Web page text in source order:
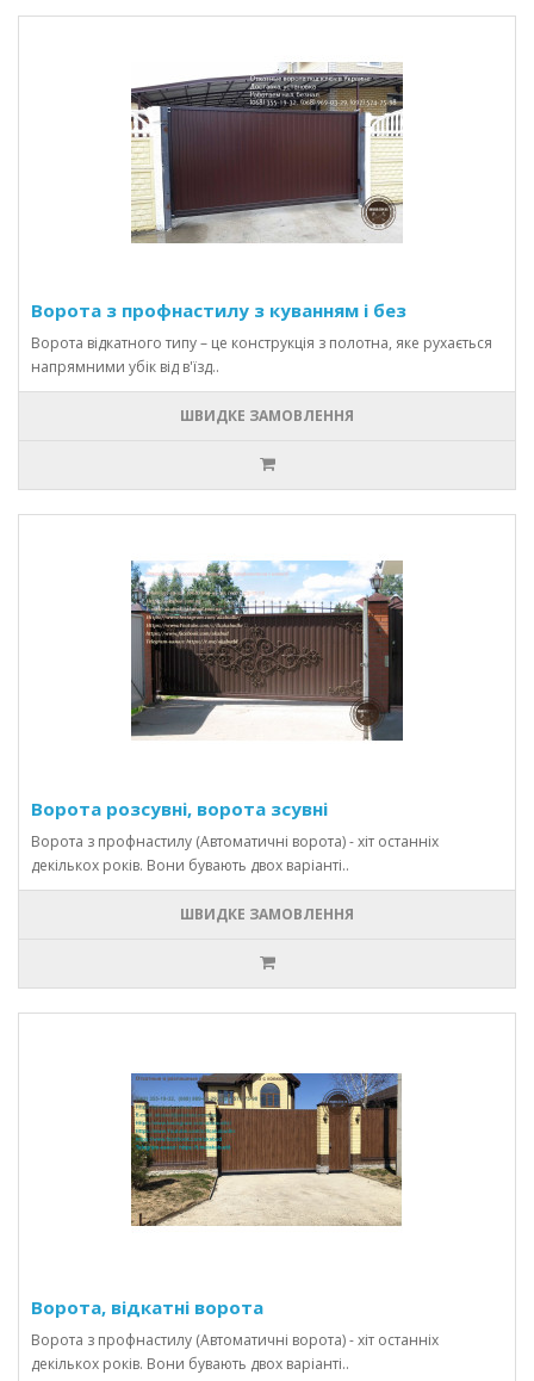
Ворота з профнастилу з куванням і без
Ворота відкатного типу – це конструкція з полотна, яке рухається
напрямними убік від в'їзд..
ШВИДКЕ ЗАМОВЛЕННЯ
Ворота розсувні, ворота зсувні
Ворота з профнастилу (Автоматичні ворота) - хіт останніх
декількох років. Вони бувають двох варіанті..
ШВИДКЕ ЗАМОВЛЕННЯ
Ворота, відкатні ворота
Ворота з профнастилу (Автоматичні ворота) - хіт останніх
декількох років. Вони бувають двох варіанті..